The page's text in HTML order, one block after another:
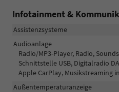
Infotainment &
Assistenzsysteme
Audioanlage
Radio/MP3-Player, Radio,
Schnittstelle USB, Digitalradio
Apple CarPlay, Musikstreaming
Außentemperaturanzeige